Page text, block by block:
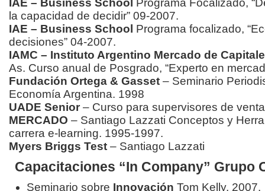
IAE – Business School Programa Focalizado,
la capacidad de decidir” 09-2007.
IAE – Business School Programa focalizado,
decisiones” 04-2007.
IAMC – Instituto Argentino Mercado de
As. Curso anual de Posgrado, “Experto en
Fundación Ortega & Gasset – Seminario
Economía Argentina. 1998
UADE Senior – Curso para supervisores de
MERCADO – Santiago Lazzati Conceptos y
carrera e-learning. 1995-1997.
Myers Briggs Test – Santiago Lazzati
Capacitaciones “In Company” Grupo
Seminario sobre Innovación Tom Kelly. 2007.